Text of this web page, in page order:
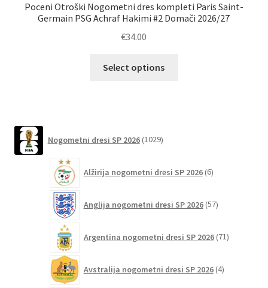
Poceni Otroški Nogometni dres kompleti Paris Saint-
Germain PSG Achraf Hakimi #2 Domači 2026/27
€34.00
Select options
na
izdelka
Nogometni dresi SP 2026 1029izdelkov
Alžirija nogometni dresi SP 2026 6izdelkov
Anglija nogometni dresi SP 2026 57izdelkov
Argentina nogometni dresi SP 2026 71izdelkov
Avstralija nogometni dresi SP 2026 4izdelki